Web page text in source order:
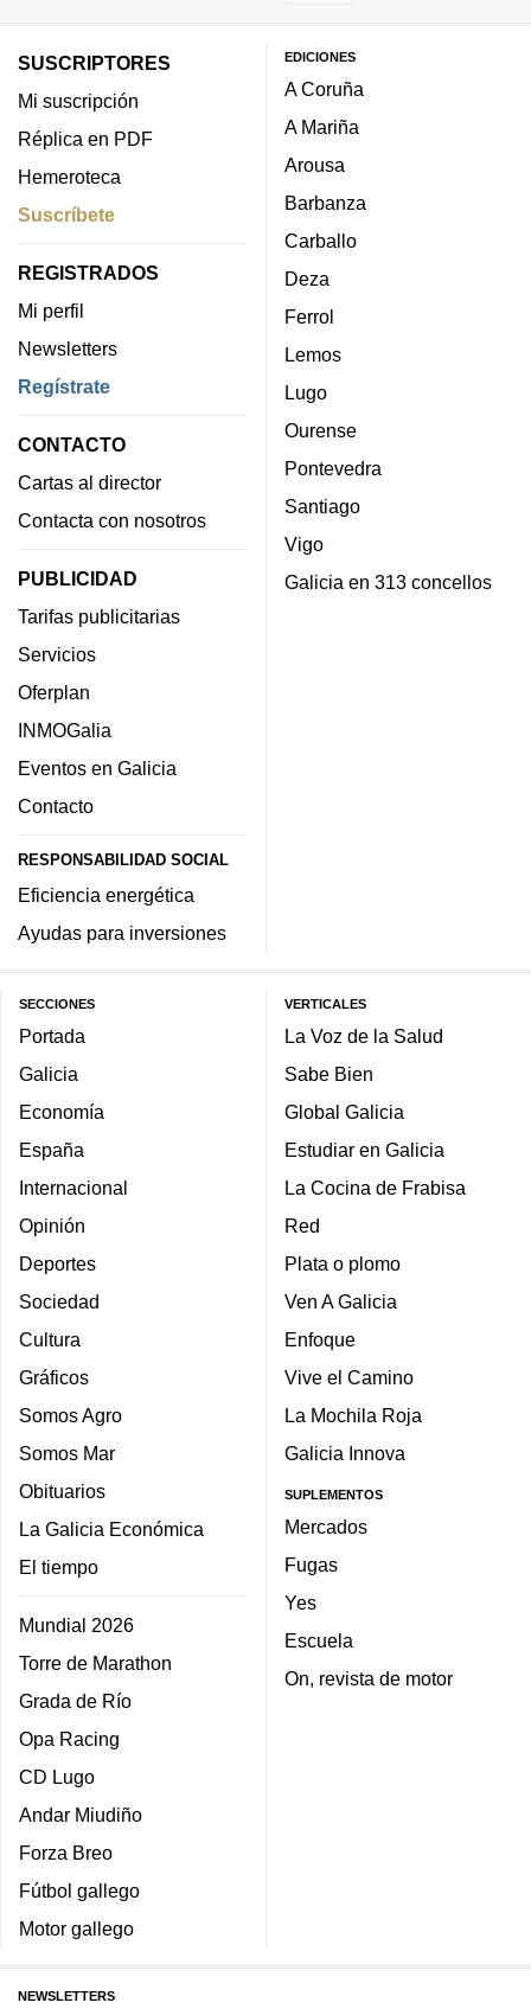
SUSCRIPTORES
Mi suscripción
Réplica en PDF
Hemeroteca
Suscríbete
REGISTRADOS
Mi perfil
Newsletters
Regístrate
CONTACTO
Cartas al director
Contacta con nosotros
PUBLICIDAD
Tarifas publicitarias
Servicios
Oferplan
INMOGalia
Eventos en Galicia
Contacto
RESPONSABILIDAD SOCIAL
Eficiencia energética
Ayudas para inversiones
EDICIONES
A Coruña
A Mariña
Arousa
Barbanza
Carballo
Deza
Ferrol
Lemos
Lugo
Ourense
Pontevedra
Santiago
Vigo
Galicia en 313 concellos
SECCIONES
Portada
Galicia
Economía
España
Internacional
Opinión
Deportes
Sociedad
Cultura
Gráficos
Somos Agro
Somos Mar
Obituarios
La Galicia Económica
El tiempo
Mundial 2026
Torre de Marathon
Grada de Río
Opa Racing
CD Lugo
Andar Miudiño
Forza Breo
Fútbol gallego
Motor gallego
VERTICALES
La Voz de la Salud
Sabe Bien
Global Galicia
Estudiar en Galicia
La Cocina de Frabisa
Red
Plata o plomo
Ven A Galicia
Enfoque
Vive el Camino
La Mochila Roja
Galicia Innova
SUPLEMENTOS
Mercados
Fugas
Yes
Escuela
On, revista de motor
NEWSLETTERS